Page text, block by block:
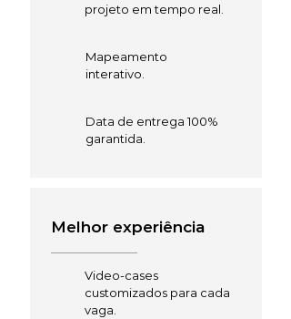
projeto em tempo real.
Mapeamento
interativo.
Data de entrega 100%
garantida.
Melhor experiência
Video-cases
customizados para cada
vaga.